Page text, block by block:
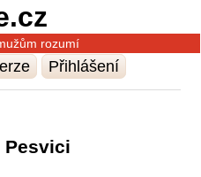
rozumí
Přihlášení
Pesvici